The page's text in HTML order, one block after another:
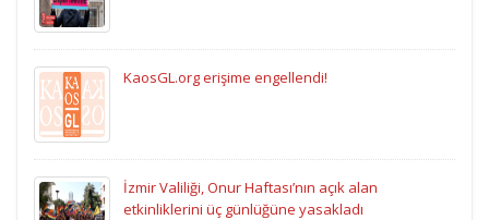
KaosGL.org erişime engellendi!
İzmir Valiliği, Onur Haftası’nın açık alan
etkinliklerini üç günlüğüne yasakladı